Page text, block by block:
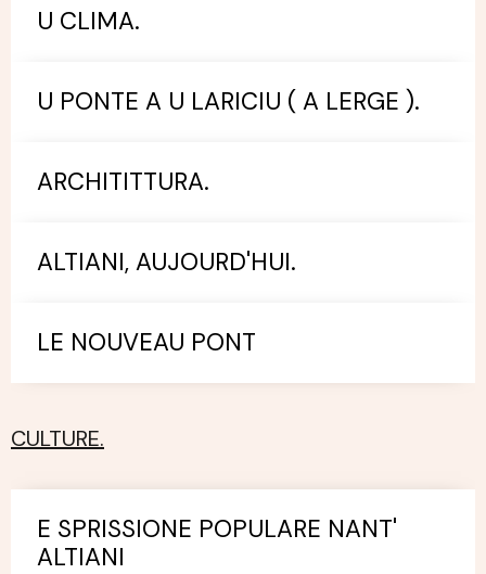
U CLIMA.
U PONTE A U LARICIU ( A LERGE ).
ARCHITITTURA.
ALTIANI, AUJOURD'HUI.
LE NOUVEAU PONT
CULTURE.
E SPRISSIONE POPULARE NANT'
ALTIANI